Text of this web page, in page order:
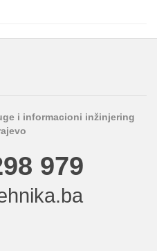
i informacioni inžinjering
979